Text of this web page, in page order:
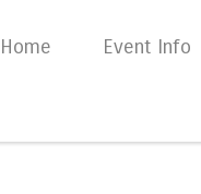
Skip to content
Home Event Info